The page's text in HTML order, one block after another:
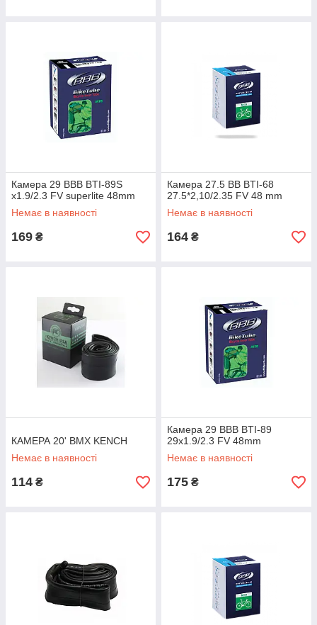
Камера 29 ВВВ BTI-89S
x1.9/2.3 FV superlite 48mm
Немає в наявності
169 ₴
Камера 27.5 ВВ BTI-68
27.5*2,10/2.35 FV 48 mm
Немає в наявності
164 ₴
КАМЕРА 20' BMX KENCH
Немає в наявності
114 ₴
Камера 29 ВВВ BTI-89
29x1.9/2.3 FV 48mm
Немає в наявності
175 ₴